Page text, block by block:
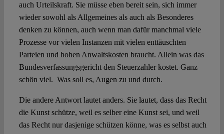
auch Urteilskraft. Sie müsse eben bereit sein, sich immer
wieder sowohl als Allgemeines als auch als Besonderes
denken zu können, auch wenn man dafür manchmal viele
Prozesse vor vielen Instanzen mit vielen enttäuschten
Parteien und hohen Anwaltskosten braucht. Allein was das
Bundesverfassungsgericht den Steuerzahler kostet. Ganz
schön viel. Was soll es, Augen zu und durch.
Die andere Antwort lautet anders. Sie lautet, dass das Recht
die Kunst schütze, weil es selber eine Kunst sei, und weil
das Recht nur dasjenige schützen könne, was es selbst auch